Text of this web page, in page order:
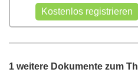
1 weitere Dokumente zum